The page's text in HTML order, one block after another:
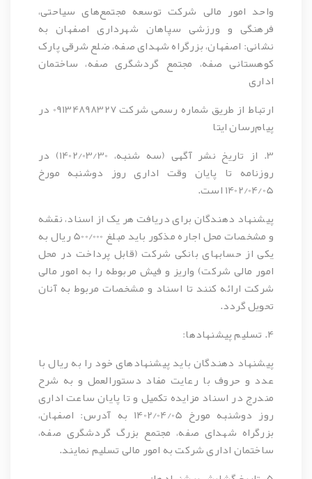
واحد امور مالی شرکت توسعه مجتمع‌های سیاحتی،
فرهنگی و ورزشی سپاهان شهرداری اصفهان به
نشانی: اصفهان، بزرگراه شهدای صفه، ضلع شرقی پارک
کوهستانی صفه، مجتمع گردشگری صفه، ساختمان
اداری
ارتباط از طریق شماره رسمی شرکت 09134898327 در
پیام‌رسان ایتا
3. از تاریخ نشر آگهی (سه شنبه، 1402/03/30) در
روزنامه تا پایان وقت اداری روز دوشنبه مورخ
1402/04/05 است.
پیشنهاد دهندگان برای دریافت هر یک از اسناد، نقشه
و مشخصات محل اجاره مذکور باید مبلغ 500/000 ریال به
یکی از حسابهای بانکی شرکت (قابل پرداخت در محل
امور مالی شرکت) واریز و فیش مربوطه را به امور مالی
شرکت ارائه کنند تا اسناد و مشخصات مربوط به آنان
تحویل گردد.
پیشنهاد دهندگان باید پیشنهادهای خود را به ریال با
عدد و حروف با رعایت مفاد دستورالعمل و به شرح
مندرج در اسناد مزایده تکمیل و تا پایان ساعت اداری
روز دوشنبه مورخ 1402/04/05 به آدرس: اصفهان،
بزرگراه شهدای صفه، مجتمع بزرگ گردشگری صفه،
ساختمان اداری شرکت به امور مالی تسلیم نمایند.